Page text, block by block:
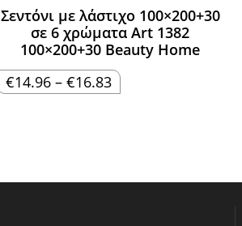
Σεντόνι με λάστιχο 100×200+30
σε 6 χρώματα Art 1382
100×200+30 Beauty Home
€14.96 – €16.83Price
range: